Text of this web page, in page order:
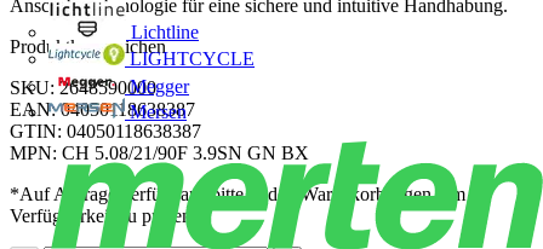
Lichtline
LIGHTCYCLE
Megger
Mersen
Anschlusstechnologie für eine sichere und intuitive Handhabung.
Produktkennzeichen
SKU: 2648590000
EAN: 04050118638387
GTIN: 04050118638387
MPN: CH 5.08/21/90F 3.9SN GN BX
*Auf Anfrage verfügbar - bitte in den Warenkorb legen, um
Verfügbarkeit zu prüfen